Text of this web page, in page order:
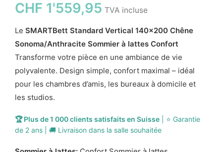
CHF 1'559,95 TVA incluse
Le SMARTBett Standard Vertical 140x200 Chêne
Sonoma/Anthracite Sommier à lattes Confort
Transforme votre pièce en une ambiance de vie
polyvalente. Design simple, confort maximal – idéal
pour les chambres d’amis, les bureaux à domicile et
les studios.
🏆 Plus de 1 000 clients satisfaits en Suisse | ⭐ Garantie
de 2 ans | 🚚 Livraison dans la salle souhaitée